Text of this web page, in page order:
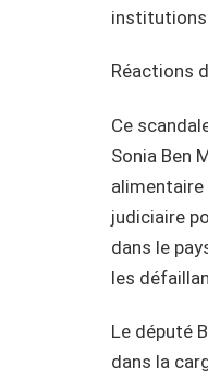
Réactions
Ce
Sonia Ben
alimentaire
judiciaire
dans le
les
Le député
dans la